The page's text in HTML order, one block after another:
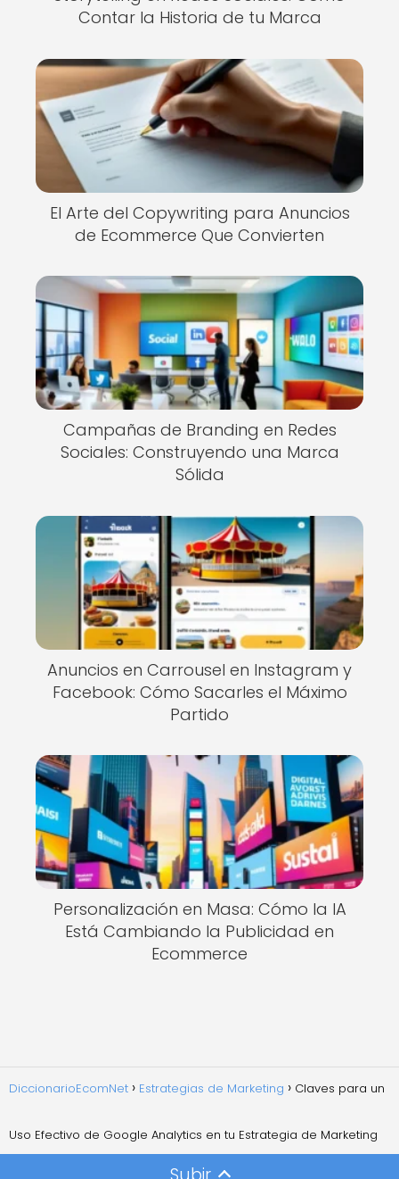
Contar la Historia de tu Marca
El Arte del Copywriting para Anuncios
de Ecommerce Que Convierten
Campañas de Branding en Redes
Sociales: Construyendo una Marca
Sólida
Anuncios en Carrousel en Instagram y
Facebook: Cómo Sacarles el Máximo
Partido
Personalización en Masa: Cómo la IA
Está Cambiando la Publicidad en
Ecommerce
DiccionarioEcomNet Estrategias de Marketing Claves para un
Uso Efectivo de Google Analytics en tu Estrategia de Marketing